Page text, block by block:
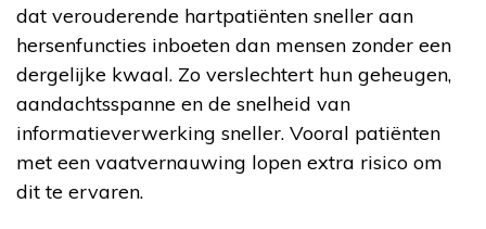
dat verouderende hartpatiënten sneller aan
hersenfuncties inboeten dan mensen zonder een
dergelijke kwaal. Zo verslechtert hun geheugen,
aandachtsspanne en de snelheid van
informatieverwerking sneller. Vooral patiënten
met een vaatvernauwing lopen extra risico om
dit te ervaren.